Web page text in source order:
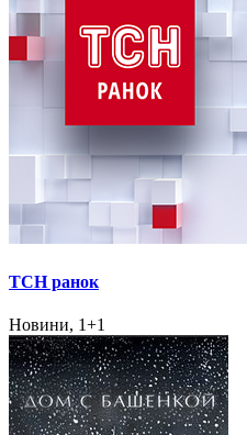
ТСН ранок
Новини, 1+1